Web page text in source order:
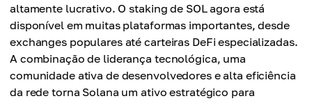
altamente lucrativo. O staking de SOL agora está
disponível em muitas plataformas importantes, desde
exchanges populares até carteiras DeFi especializadas.
A combinação de liderança tecnológica, uma
comunidade ativa de desenvolvedores e alta eficiência
da rede torna Solana um ativo estratégico para